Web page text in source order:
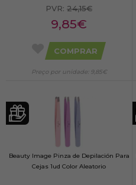
PVR: 24,15€
9,85€
COMPRAR
Preço por unidade: 9,85€
Beauty Image Pinza de Depilación Para
Cejas 1ud Color Aleatorio